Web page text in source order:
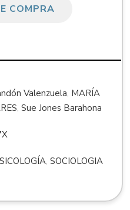
COMPRA
Valenzuela, MARÍA
, Sue Jones Barahona
, SOCIOLOGIA